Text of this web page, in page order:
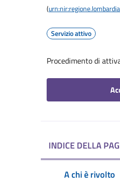
(
Servizio attivo
Procedimento di
INDICE DELLA
A chi è rivolto